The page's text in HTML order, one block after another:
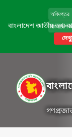
বাংলাদেশ জাতীয় তথ্য